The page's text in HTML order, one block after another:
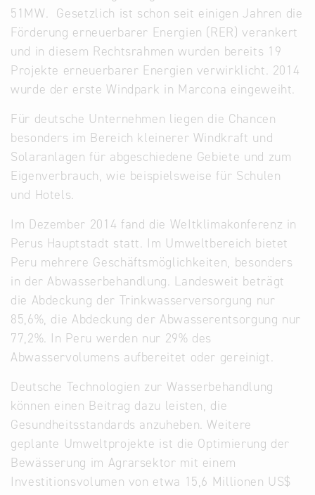
51MW. Gesetzlich ist schon seit einigen Jahren die
Förderung erneuerbarer Energien (RER) verankert
und in diesem Rechtsrahmen wurden bereits 19
Projekte erneuerbarer Energien verwirklicht. 2014
wurde der erste Windpark in Marcona eingeweiht.
Für deutsche Unternehmen liegen die Chancen
besonders im Bereich kleinerer Windkraft und
Solaranlagen für abgeschiedene Gebiete und zum
Eigenverbrauch, wie beispielsweise für Schulen
und Hotels.
Im Dezember 2014 fand die WeItklimakonferenz in
Perus Hauptstadt statt. Im Umweltbereich bietet
Peru mehrere Geschäftsmöglichkeiten, besonders
in der Abwasserbehandlung. Landesweit beträgt
die Abdeckung der Trinkwasserversorgung nur
85,6%, die Abdeckung der Abwasserentsorgung nur
77,2%. In Peru werden nur 29% des
Abwasservolumens aufbereitet oder gereinigt.
Deutsche Technologien zur Wasserbehandlung
können einen Beitrag dazu leisten, die
Gesundheitsstandards anzuheben. Weitere
geplante Umweltprojekte ist die Optimierung der
Bewässerung im Agrarsektor mit einem
Investitionsvolumen von etwa 15,6 Millionen US$